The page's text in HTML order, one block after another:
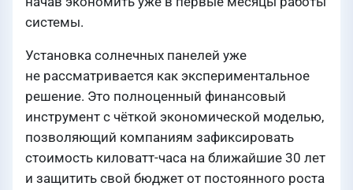
системы.
Установка солнечных панелей уже
не рассматривается как экспериментальное
решение. Это полноценный финансовый
инструмент с чёткой экономической моделью,
позволяющий компаниям зафиксировать
стоимость киловатт-часа на ближайшие 30 лет
и защитить свой бюджет от постоянного роста